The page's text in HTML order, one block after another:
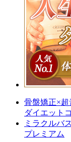
骨盤矯正×超
ダイエット
ミラクルバ
プレミアム